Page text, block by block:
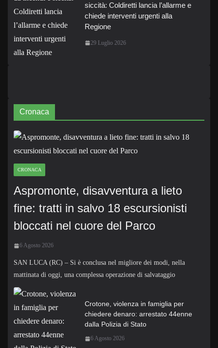
siccità: Coldiretti lancia l’allarme e
chiede interventi urgenti alla
Regione
29 Luglio 2026
Cronaca
CRONACA
Aspromonte, disavventura a lieto
fine: tratti in salvo 18 escursionisti
bloccati nel cuore del Parco
6 Agosto 2026
SAN LUCA (RC) – Si è conclusa nel migliore dei modi, nella
mattinata di oggi, una complessa operazione di salvataggio
Crotone, violenza in famiglia per
chiedere denaro: arrestato 44enne
dalla Polizia di Stato
6 Agosto 2026